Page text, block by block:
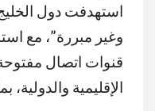
استهدفت دول
وغير مبررة”، مع
قنوات اتصال
الإقليمية والدولية،